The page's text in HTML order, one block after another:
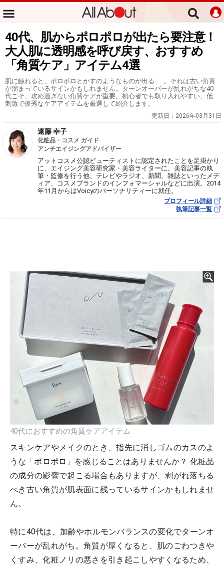
40代、肌からポロポロが出たら要注意！
大人肌に透明感を呼び戻す、おすすめ
「角質ケア」アイテム4選
肌に触れると、ポロポロとかすのようなものが出る……。それは古い角質
が溜まっているサインかもしれません。ターンオーバーが乱れがちな40
代こそ、攻め過ぎない角質ケアが重要。初心者でも取り入れやすい、低
刺激で優秀なケアアイテムを厳選して紹介します。
更新日： 2026年03月31日
遠藤 幸子
化粧品・コスメ ガイド
アンチエイジングアドバイザー
アットコスメ公認ビューティストに認定されたことを足掛かり
に、エイジング美容研究家・美容ライターに。美容記事の執
筆・監修を行う他、テレビやラジオ、新聞、雑誌といったメデ
ィア、コスメブランドのインフォマーシャルなどに出演。2014
年11月からはVoicyのパーソナリティーに就任。
プロフィール詳細
執筆記事一覧
40代におすすめの角質ケアアイテム
スキンケアやメイクのとき、指先に消しゴムのカスのよ
うな「ポロポロ」を感じることはありませんか？ 化粧品
の成分の影響で起こる場合もありますが、剥がれ落ちる
べき古い角質が肌表面に残っているサインかもしれませ
ん。
特に40代は、加齢やホルモンバランスの変化でターンオ
ーバーが乱れがち。角質が厚くなると、肌のごわつきや
くすみ、化粧ノリの悪さを引き起こしやすくなるため、